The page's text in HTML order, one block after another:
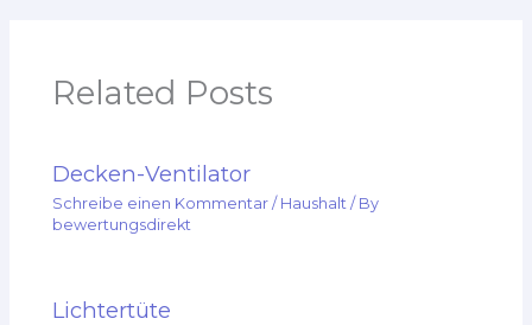
Related Posts
Decken-Ventilator
Schreibe einen Kommentar / Haushalt / By
bewertungsdirekt
Lichtertüte